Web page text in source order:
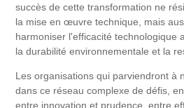
succès de cette transformation ne
la mise en œuvre technique, mais
harmoniser l'efficacité technologique
la durabilité environnementale et la
Les organisations qui parviendront à
dans ce réseau complexe de défis,
entre innovation et prudence, entre